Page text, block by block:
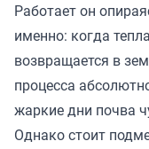
Работает он
именно: когда
возвращается в
процесса
жаркие дни почва
Однако стоит